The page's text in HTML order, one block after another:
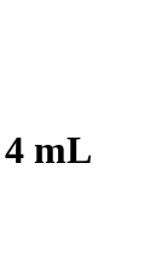
mL